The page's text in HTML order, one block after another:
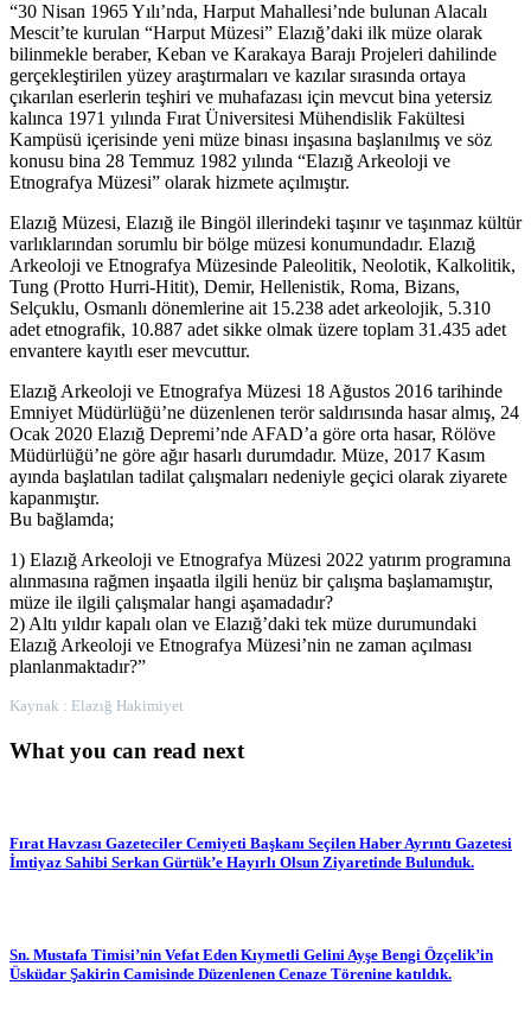
“30 Nisan 1965 Yılı’nda, Harput Mahallesi’nde bulunan Alacalı
Mescit’te kurulan “Harput Müzesi” Elazığ’daki ilk müze olarak
bilinmekle beraber, Keban ve Karakaya Barajı Projeleri dahilinde
gerçekleştirilen yüzey araştırmaları ve kazılar sırasında ortaya
çıkarılan eserlerin teşhiri ve muhafazası için mevcut bina yetersiz
kalınca 1971 yılında Fırat Üniversitesi Mühendislik Fakültesi
Kampüsü içerisinde yeni müze binası inşasına başlanılmış ve söz
konusu bina 28 Temmuz 1982 yılında “Elazığ Arkeoloji ve
Etnografya Müzesi” olarak hizmete açılmıştır.
Elazığ Müzesi, Elazığ ile Bingöl illerindeki taşınır ve taşınmaz kültür
varlıklarından sorumlu bir bölge müzesi konumundadır. Elazığ
Arkeoloji ve Etnografya Müzesinde Paleolitik, Neolotik, Kalkolitik,
Tung (Protto Hurri-Hitit), Demir, Hellenistik, Roma, Bizans,
Selçuklu, Osmanlı dönemlerine ait 15.238 adet arkeolojik, 5.310
adet etnografik, 10.887 adet sikke olmak üzere toplam 31.435 adet
envantere kayıtlı eser mevcuttur.
Elazığ Arkeoloji ve Etnografya Müzesi 18 Ağustos 2016 tarihinde
Emniyet Müdürlüğü’ne düzenlenen terör saldırısında hasar almış, 24
Ocak 2020 Elazığ Depremi’nde AFAD’a göre orta hasar, Rölöve
Müdürlüğü’ne göre ağır hasarlı durumdadır. Müze, 2017 Kasım
ayında başlatılan tadilat çalışmaları nedeniyle geçici olarak ziyarete
kapanmıştır.
Bu bağlamda;
1) Elazığ Arkeoloji ve Etnografya Müzesi 2022 yatırım programına
alınmasına rağmen inşaatla ilgili henüz bir çalışma başlamamıştır,
müze ile ilgili çalışmalar hangi aşamadadır?
2) Altı yıldır kapalı olan ve Elazığ’daki tek müze durumundaki
Elazığ Arkeoloji ve Etnografya Müzesi’nin ne zaman açılması
planlanmaktadır?”
Kaynak : Elazığ Hakimiyet
What you can read next
Fırat Havzası Gazeteciler Cemiyeti Başkanı Seçilen Haber Ayrıntı Gazetesi
İmtiyaz Sahibi Serkan Gürtük’e Hayırlı Olsun Ziyaretinde Bulunduk.
Sn. Mustafa Timisi’nin Vefat Eden Kıymetli Gelini Ayşe Bengi Özçelik’in
Üsküdar Şakirin Camisinde Düzenlenen Cenaze Törenine katıldık.